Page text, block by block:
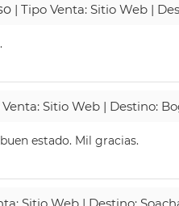
| Tipo Venta: Sitio Web |
Venta: Sitio Web | Destino:
estado. Mil gracias.